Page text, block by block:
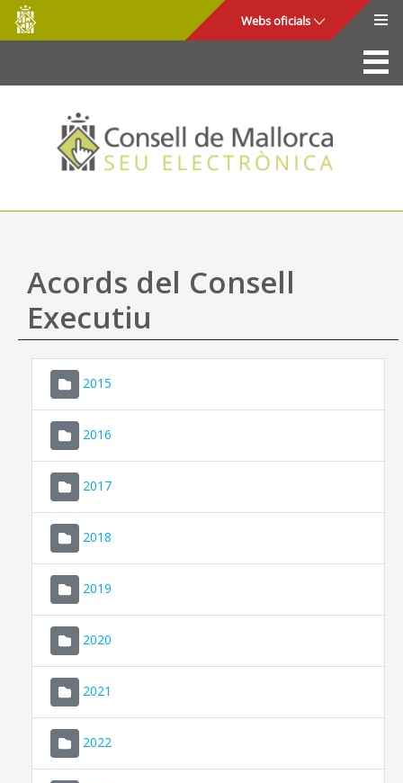
Salta al contingut principal
Consell
de
Mallorca
Webs oficials
La Seu
Consell de Mallorca
Accés i seguretat
Utilitats
Ajuda
Acords del Consell
Executiu
2015
2016
2017
2018
2019
2020
2021
2022